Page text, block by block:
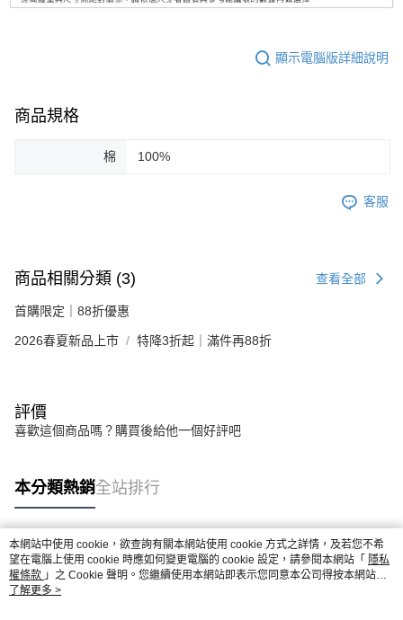
顯示電腦版詳細說明
商品規格
棉 100%
客服
商品相關分類 (3) 查看全部
首購限定｜88折優惠
2026春夏新品上市 特降3折起｜滿件再88折
評價
喜歡這個商品嗎？購買後給他一個好評吧
本分類熱銷全站排行
熱門標籤
本網站中使用 cookie，欲查詢有關本網站使用 cookie 方式之詳情，及若您不希
望在電腦上使用 cookie 時應如何變更電腦的 cookie 設定，請參閱本網站「 隱私
權條款 」之 Cookie 聲明。您繼續使用本網站即表示您同意本公司得按本網站使
用條款之 Cookie 聲明使用 cookie。
了解更多 >